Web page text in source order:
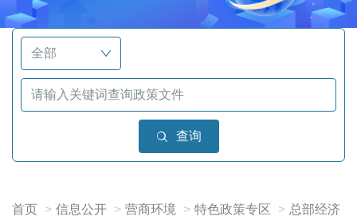
查询
首页 信息公开 营商环境 特色政策专区
总部经济